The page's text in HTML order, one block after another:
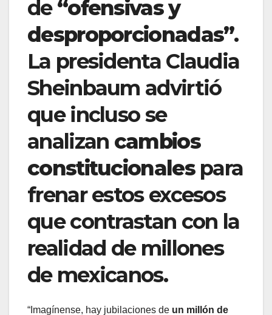
de“ofensivas y
desproporcionadas”.
La presidenta Claudia
Sheinbaum advirtió
que incluso se
analizan cambios
constitucionalespara
frenar estos excesos
que contrastan con la
realidad de millones
de mexicanos.
“Imagínense, hay jubilaciones de un millón de